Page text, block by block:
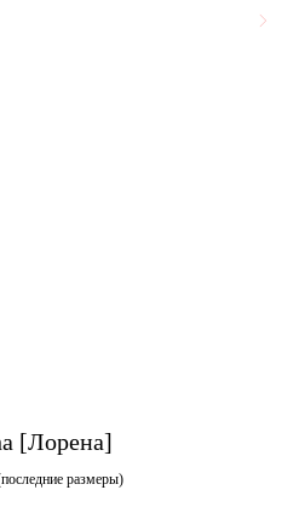
[Лорена]
размеры)